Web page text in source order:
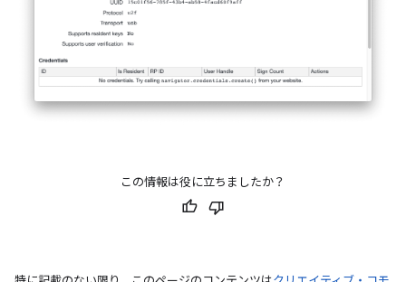
この情報は役に立ちましたか？